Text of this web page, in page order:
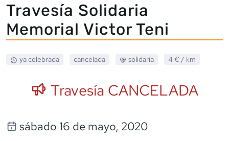
Travesía Solidaria
Memorial Victor Teni
ya celebrada cancelada solidaria 4 € / km
Travesía CANCELADA
sábado 16 de mayo, 2020